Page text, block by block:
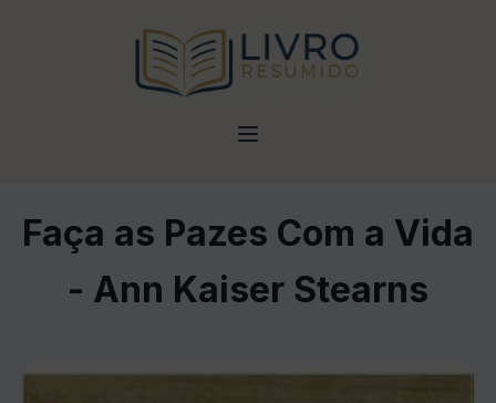
Faça as Pazes Com a Vida
- Ann Kaiser Stearns